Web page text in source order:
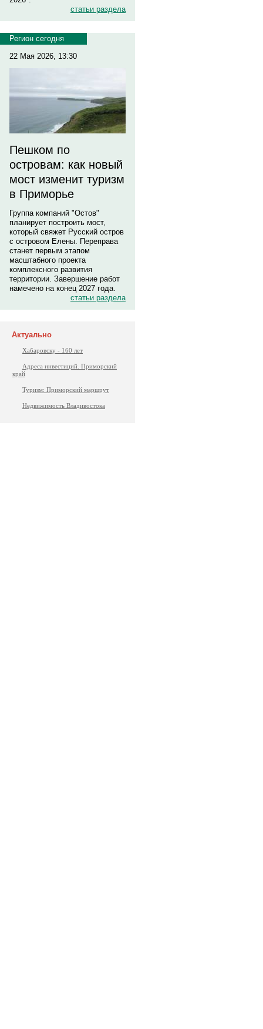
статьи раздела
Регион сегодня
22 Мая 2026, 13:30
Пешком по
островам: как новый
мост изменит туризм
в Приморье
Группа компаний "Остов"
планирует построить мост,
который свяжет Русский остров
с островом Елены. Переправа
станет первым этапом
масштабного проекта
комплексного развития
территории. Завершение работ
намечено на конец 2027 года.
статьи раздела
Актуально
Хабаровску - 160 лет
Адреса инвестиций. Приморский
край
Туризм: Приморский маршрут
Недвижимость Владивостока